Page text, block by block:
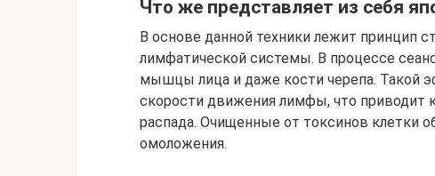
Что же представляет из себя
В основе данной техники лежит принцип
лимфатической системы. В процессе
мышцы лица и даже кости черепа. Такой
скорости движения лимфы, что приводит
распада. Очищенные от токсинов клетки
омоложения.